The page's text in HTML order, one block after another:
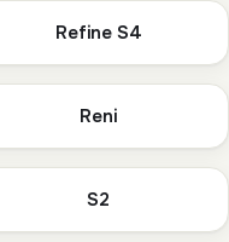
Refine S4
Reni
S2